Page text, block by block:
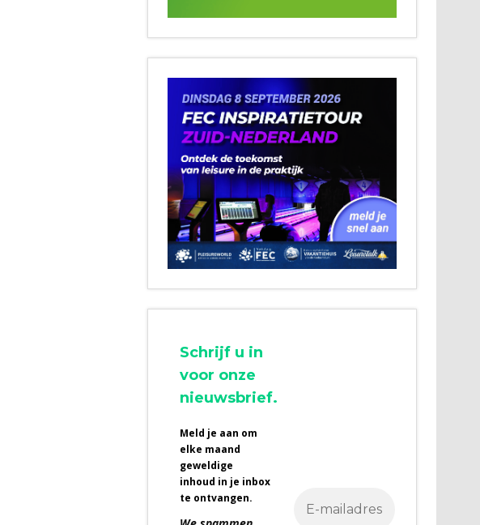
Schrijf u in
voor onze
nieuwsbrief.
Meld je aan om
elke maand
geweldige
inhoud in je inbox
te ontvangen.